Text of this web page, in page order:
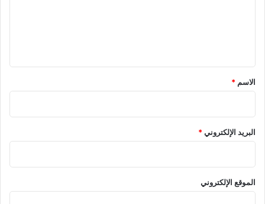
*
الاسم *
البريد الإلكتروني*
الموقع الإلكتروني